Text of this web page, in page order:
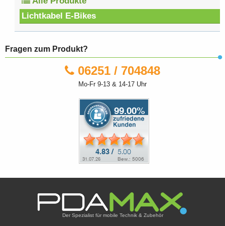
Lichtkabel E-Bikes
Fragen zum Produkt?
06251 / 704848
Mo-Fr 9-13 & 14-17 Uhr
Der Spezialist für mobile Technik & Zubehör